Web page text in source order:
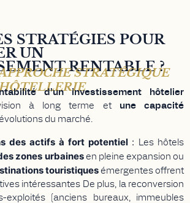
STRATÉGIES POUR
UN
RENTABLE ?
STRATÉGIQUE
d’un investissement hôtelier
à long terme et une capacité
du marché.
des actifs à fort potentiel :
Les hôtels
zones urbainesen pleine expansion ou
touristiques émergentes offrent
intéressantes De plus, la reconversion
exploités (anciens bureaux, immeubles